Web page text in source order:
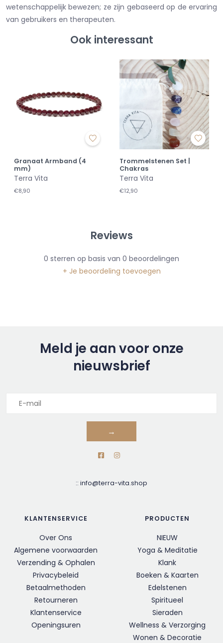
wetenschappelijk bewezen; ze zijn gebaseerd op de ervaring
van gebruikers en therapeuten.
Ook interessant
Granaat Armband (4
mm)
Terra Vita
€8,90
Trommelstenen Set |
Chakras
Terra Vita
€12,90
Reviews
0 sterren op basis van 0 beoordelingen
+ Je beoordeling toevoegen
Meld je aan voor onze
nieuwsbrief
→
:: info@terra-vita.shop
KLANTENSERVICE
Over Ons
Algemene voorwaarden
Verzending & Ophalen
Privacybeleid
Betaalmethoden
Retourneren
Klantenservice
Openingsuren
PRODUCTEN
NIEUW
Yoga & Meditatie
Klank
Boeken & Kaarten
Edelstenen
Spiritueel
Sieraden
Wellness & Verzorging
Wonen & Decoratie